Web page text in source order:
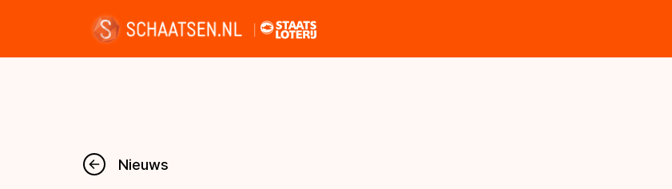
Nieuws
Nieuws